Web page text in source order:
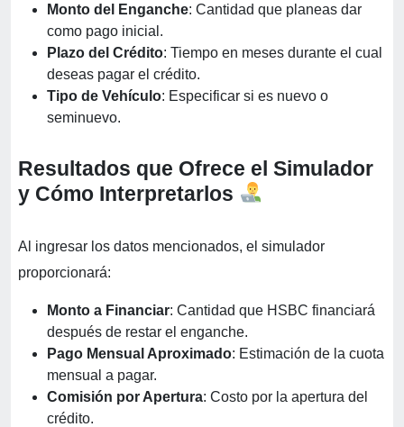
Monto del Enganche: Cantidad que planeas dar
como pago inicial.
Plazo del Crédito: Tiempo en meses durante el cual
deseas pagar el crédito.
Tipo de Vehículo: Especificar si es nuevo o
seminuevo.
Resultados que Ofrece el Simulador
y Cómo Interpretarlos
Al ingresar los datos mencionados, el simulador
proporcionará:
Monto a Financiar: Cantidad que HSBC financiará
después de restar el enganche.
Pago Mensual Aproximado: Estimación de la cuota
mensual a pagar.
Comisión por Apertura: Costo por la apertura del
crédito.